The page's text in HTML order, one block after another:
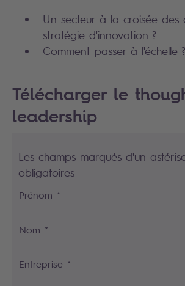
Un secteur à la croisée des
stratégie d'innovation ?
Comment passer à l'échelle ?
Télécharger le
leadership
Les champs marqués d'un
obligatoires
Prénom *
Nom *
Entreprise *